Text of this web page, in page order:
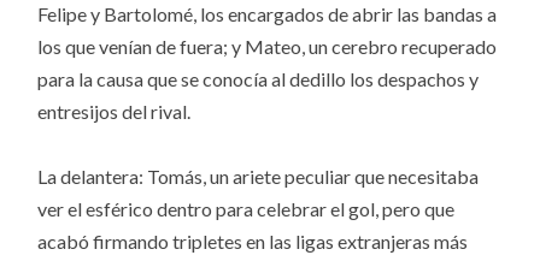
Felipe y Bartolomé, los encargados de abrir las bandas a
los que venían de fuera; y Mateo, un cerebro recuperado
para la causa que se conocía al dedillo los despachos y
entresijos del rival.
La delantera: Tomás, un ariete peculiar que necesitaba
ver el esférico dentro para celebrar el gol, pero que
acabó firmando tripletes en las ligas extranjeras más